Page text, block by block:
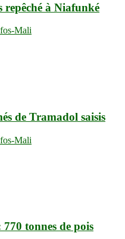
repêché à Niafunké
Mali
de Tramadol saisis
Mali
tonnes de pois